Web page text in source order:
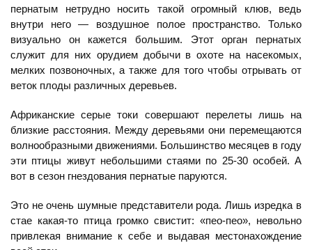
пернатым нетрудно носить такой огромный клюв, ведь
внутри него — воздушное полое пространство. Только
визуально он кажется большим. Этот орган пернатых
служит для них орудием добычи в охоте на насекомых,
мелких позвоночных, а также для того чтобы отрывать от
веток плоды различных деревьев.
Африканские серые токи совершают перелеты лишь на
близкие расстояния. Между деревьями они перемещаются
волнообразными движениями. Большинство месяцев в году
эти птицы живут небольшими стаями по 25-30 особей. А
вот в сезон гнездования пернатые паруются.
Это не очень шумные представители рода. Лишь изредка в
стае какая-то птица громко свистит: «пео-пео», невольно
привлекая внимание к себе и выдавая местонахождение